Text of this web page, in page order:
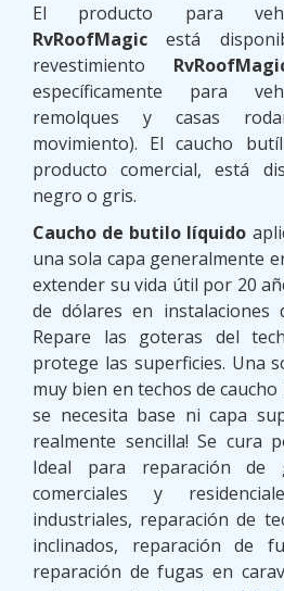
El producto para
RvRoofMagicestá
revestimiento
específicamente para
remolques y casas
movimiento). El caucho
producto comercial, está
negro o gris.
Caucho de butilo líquido
una sola capa generalmente
extender su vida útil por 20
de dólares en instalaciones
Repare las goteras del
protege las superficies. Una
muy bien en techos de
se necesita base ni capa
realmente sencilla! Se cura
Ideal para reparación de
comerciales y
industriales, reparación de
inclinados, reparación de
reparación de fugas en